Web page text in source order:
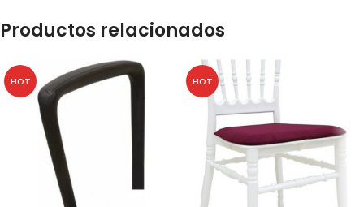
Productos relacionados
HOT HOT